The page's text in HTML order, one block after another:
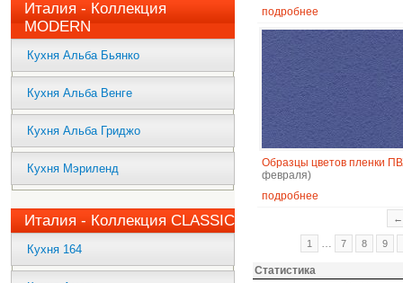
Италия - Коллекция
MODERN
Кухня Альба Бьянко
Кухня Альба Венге
Кухня Альба Гриджо
Кухня Мэриленд
Италия - Коллекция CLASSIC
Кухня 164
подробнее
Образцы цветов пленки
февраля)
подробнее
←
1 … 7 8 9
Статистика